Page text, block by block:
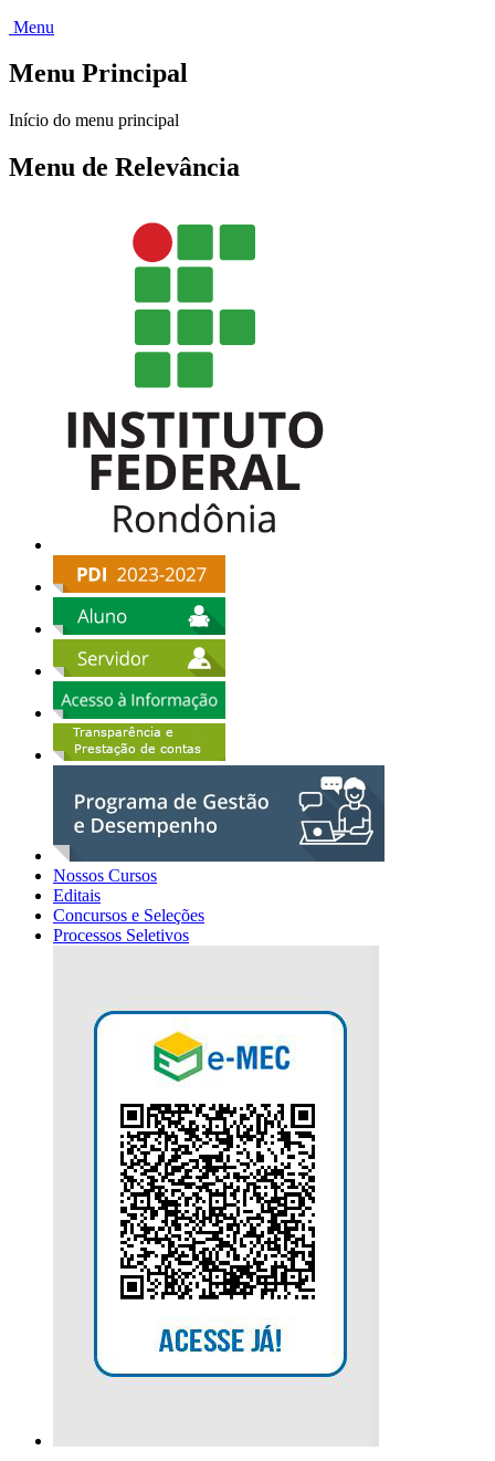
Menu
Menu Principal
Início do menu principal
Menu de Relevância
Nossos Cursos
Editais
Concursos e Seleções
Processos Seletivos